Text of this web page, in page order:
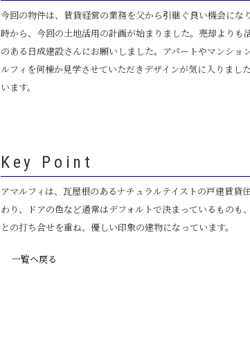
今回の物件は、賃貸経営の業務を父から引継ぐ良い機会に
時から、今回の土地活用の計画が始まりました。売却より
のある日成建設さんにお願いしました。アパートやマンシ
ルフィを何棟か見学させていただきデザインが気に入りま
います。
Key Point
アマルフィは、瓦屋根のあるナチュラルテイストの戸建賃
わり、ドアの色など通常はデフォルトで決まっているもの
との打ち合せを重ね、優しい印象の建物になっています。
一覧へ戻る